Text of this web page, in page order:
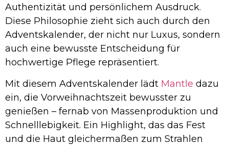
Authentizität und persönlichem Ausdruck.
Diese Philosophie zieht sich auch durch den
Adventskalender, der nicht nur Luxus, sondern
auch eine bewusste Entscheidung für
hochwertige Pflege repräsentiert.
Mit diesem Adventskalender lädt Mantle dazu
ein, die Vorweihnachtszeit bewusster zu
genießen – fernab von Massenproduktion und
Schnelllebigkeit. Ein Highlight, das das Fest
und die Haut gleichermaßen zum Strahlen